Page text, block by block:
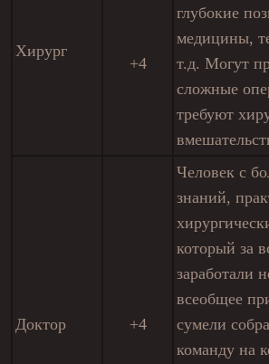
Хирург
+4
глубокие
медицины,
т.д. Могут
сложные
требуют
Доктор +4
Человек с
знаний,
который за
заработали
всеобщее
сумели
команду на